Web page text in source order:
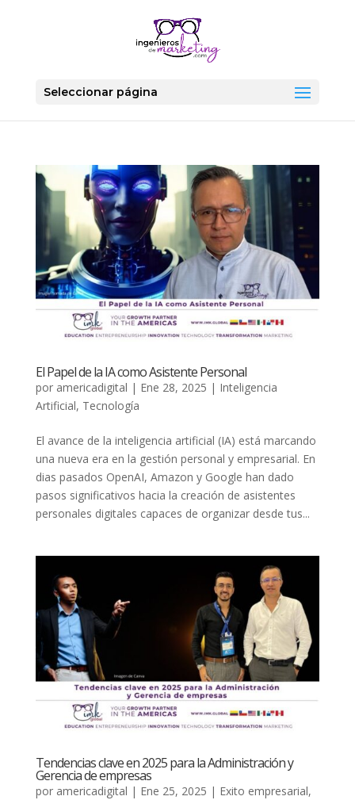
Seleccionar página
El Papel de la IA como Asistente Personal
por americadigital | Ene 28, 2025 | Inteligencia
Artificial, Tecnología
El avance de la inteligencia artificial (IA) está marcando
una nueva era en la gestión personal y empresarial. En
dias pasados OpenAI, Amazon y Google han dado
pasos significativos hacia la creación de asistentes
personales digitales capaces de organizar desde tus...
Tendencias clave en 2025 para la Administración y
Gerencia de empresas
por americadigital | Ene 25, 2025 | Exito empresarial,